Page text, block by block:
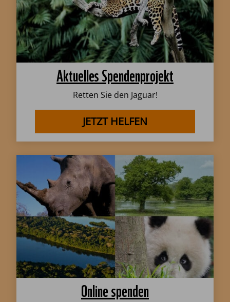
Aktuelles Spendenprojekt
Retten Sie den Jaguar!
JETZT HELFEN
Online spenden